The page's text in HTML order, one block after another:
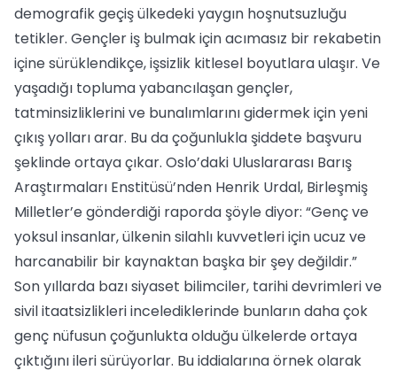
demografik geçiş ülkedeki yaygın hoşnutsuzluğu
tetikler. Gençler iş bulmak için acımasız bir rekabetin
içine sürüklendikçe, işsizlik kitlesel boyutlara ulaşır. Ve
yaşadığı topluma yabancılaşan gençler,
tatminsizliklerini ve bunalımlarını gidermek için yeni
çıkış yolları arar. Bu da çoğunlukla şiddete başvuru
şeklinde ortaya çıkar. Oslo’daki Uluslararası Barış
Araştırmaları Enstitüsü’nden Henrik Urdal, Birleşmiş
Milletler’e gönderdiği raporda şöyle diyor: “Genç ve
yoksul insanlar, ülkenin silahlı kuvvetleri için ucuz ve
harcanabilir bir kaynaktan başka bir şey değildir.”
Son yıllarda bazı siyaset bilimciler, tarihi devrimleri ve
sivil itaatsizlikleri incelediklerinde bunların daha çok
genç nüfusun çoğunlukta olduğu ülkelerde ortaya
çıktığını ileri sürüyorlar. Bu iddialarına örnek olarak